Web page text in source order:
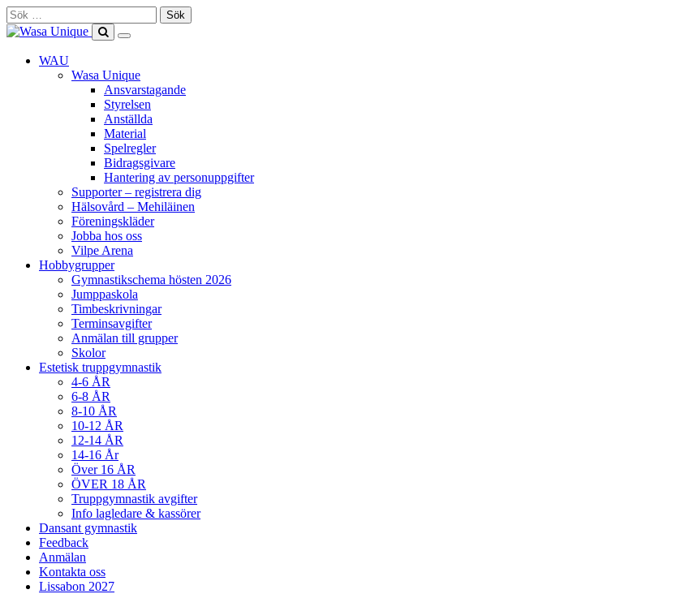
Skip
to
content
Sök
efter:
Search
site
Show
WAU
Wasa Unique
Ansvarstagande
Styrelsen
Anställda
Material
Spelregler
Bidragsgivare
Hantering av personuppgifter
Supporter – registrera dig
Hälsovård – Mehiläinen
Föreningskläder
Jobba hos oss
Vilpe Arena
Hobbygrupper
Gymnastikschema hösten 2026
Jumppaskola
Timbeskrivningar
Terminsavgifter
Anmälan till grupper
Skolor
Estetisk truppgymnastik
4-6 ÅR
6-8 ÅR
8-10 ÅR
10-12 ÅR
12-14 ÅR
14-16 År
Över 16 ÅR
ÖVER 18 ÅR
Truppgymnastik avgifter
Info lagledare & kassörer
Dansant gymnastik
Feedback
Anmälan
Kontakta oss
Lissabon 2027